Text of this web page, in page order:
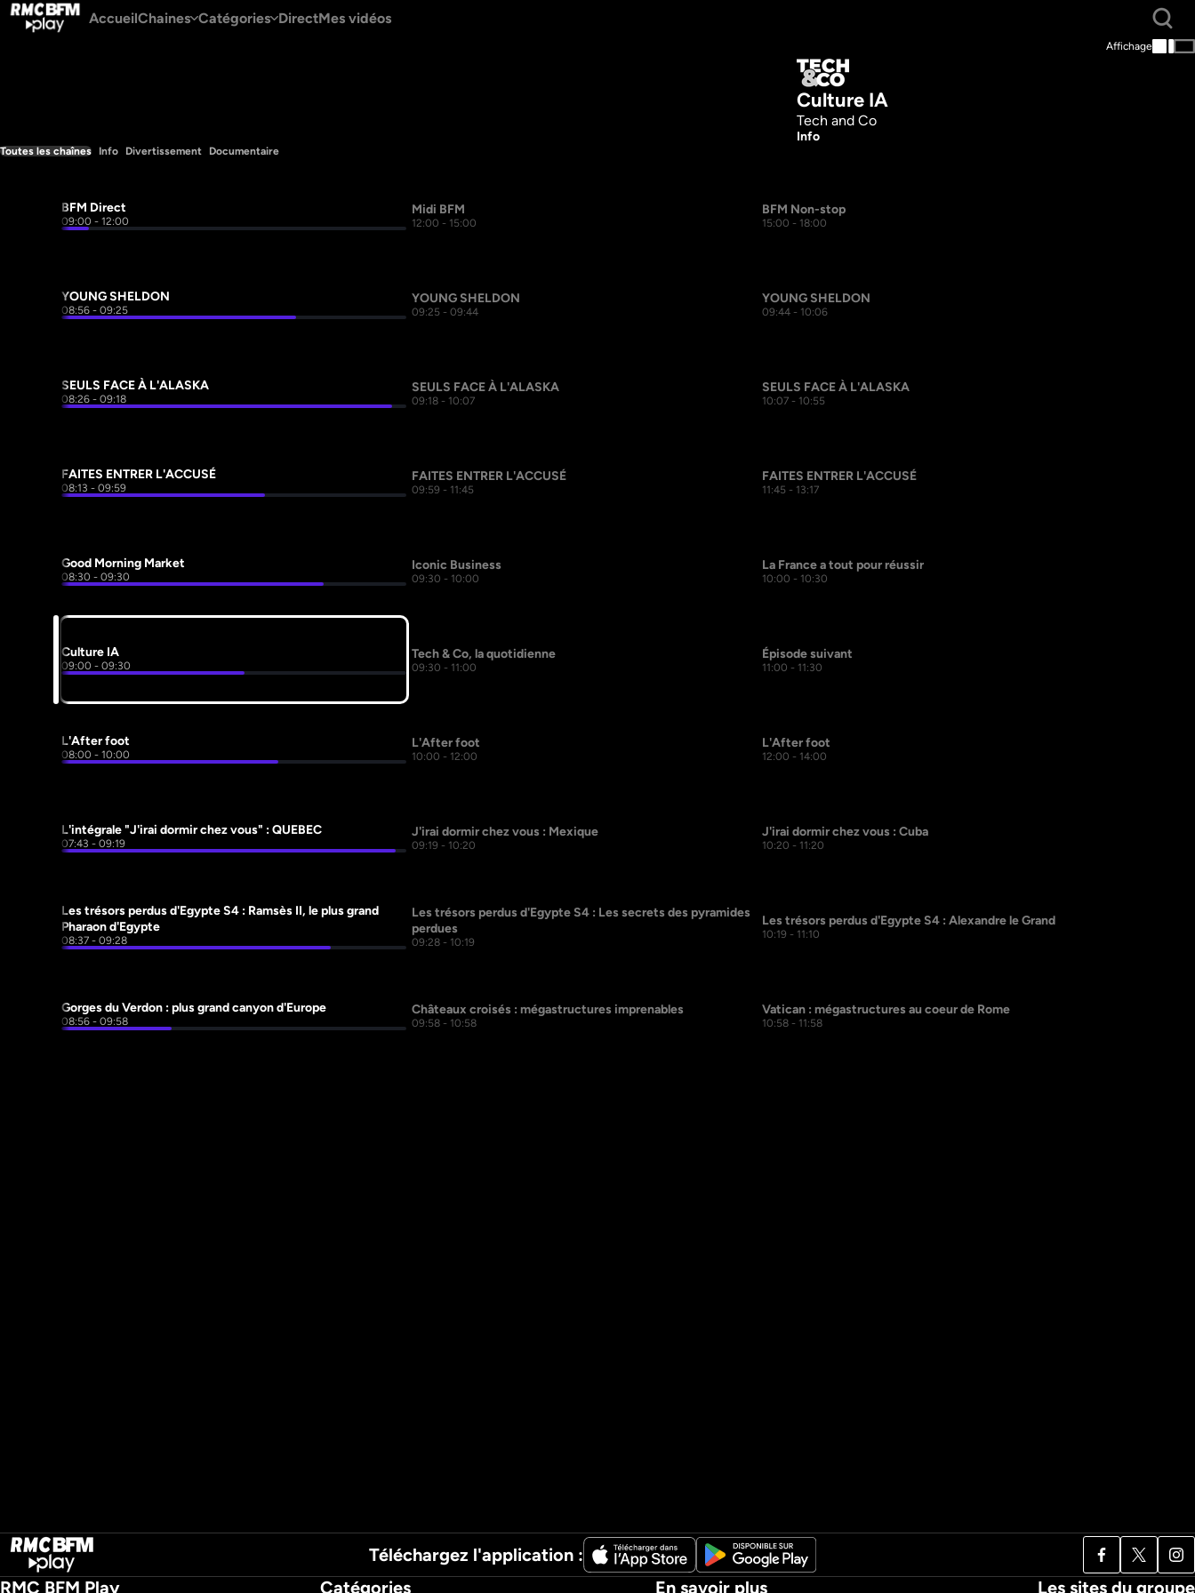
AccueilChaines Catégories DirectMes vidéos
Affichage
Culture IA
Tech and Co
Info
Toutes les chaînes Info Divertissement Documentaire
BFM Direct
09:00 - 12:00
Midi BFM
12:00 - 15:00
BFM Non-stop
15:00 - 18:00
YOUNG SHELDON
08:56 - 09:25
YOUNG SHELDON
09:25 - 09:44
YOUNG SHELDON
09:44 - 10:06
SEULS FACE À L'ALASKA
08:26 - 09:18
SEULS FACE À L'ALASKA
09:18 - 10:07
SEULS FACE À L'ALASKA
10:07 - 10:55
FAITES ENTRER L'ACCUSÉ
08:13 - 09:59
FAITES ENTRER L'ACCUSÉ
09:59 - 11:45
FAITES ENTRER L'ACCUSÉ
11:45 - 13:17
Good Morning Market
08:30 - 09:30
Iconic Business
09:30 - 10:00
La France a tout pour réussir
10:00 - 10:30
Culture IA
09:00 - 09:30
Tech & Co, la quotidienne
09:30 - 11:00
Épisode suivant
11:00 - 11:30
L'After foot
08:00 - 10:00
L'After foot
10:00 - 12:00
L'After foot
12:00 - 14:00
L'intégrale "J'irai dormir chez vous" : QUEBEC
07:43 - 09:19
J'irai dormir chez vous : Mexique
09:19 - 10:20
J'irai dormir chez vous : Cuba
10:20 - 11:20
Les trésors perdus d'Egypte S4 : Ramsès II, le plus grand
Pharaon d'Egypte
08:37 - 09:28
Les trésors perdus d'Egypte S4 : Les secrets des pyramides
perdues
09:28 - 10:19
Les trésors perdus d'Egypte S4 : Alexandre le Grand
10:19 - 11:10
Gorges du Verdon : plus grand canyon d'Europe
08:56 - 09:58
Châteaux croisés : mégastructures imprenables
09:58 - 10:58
Vatican : mégastructures au coeur de Rome
10:58 - 11:58
Téléchargez l'application :
RMC BFM Play
Catégories En savoir plus Les sites du groupe